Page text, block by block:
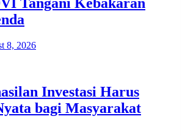
8, 2026
Investasi Harus
bagi Masyarakat